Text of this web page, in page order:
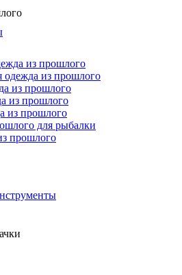
из прошлого
одежда из прошлого
из прошлого
из прошлого
из прошлого
для рыбалки
прошлого